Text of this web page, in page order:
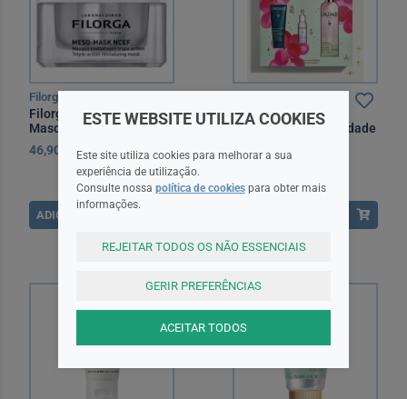
Filorga
Filorga NCEF Meso-Mask
Mascara 50 ml
46,90EUR
ADICIONAR
Caudalie Coffret
Cuidado e Luminosidade
38,50EUR
ESTE WEBSITE UTILIZA COOKIES
Este site utiliza cookies para melhorar a sua
experiência de utilização.
Consulte nossa política de cookies para obter mais
informações.
REJEITAR TODOS OS NÃO ESSENCIAIS
GERIR PREFERÊNCIAS
ACEITAR TODOS